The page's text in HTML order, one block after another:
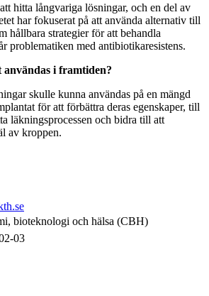
hitta långvariga lösningar, och en del av
har fokuserat på att använda alternativ till
hållbara strategier för att behandla
problematiken med antibiotikaresistens.
i framtiden?
skulle kunna användas på en mängd
för att förbättra deras egenskaper, till
läkningsprocessen och bidra till att
av kroppen.
bioteknologi och hälsa (CBH)
03